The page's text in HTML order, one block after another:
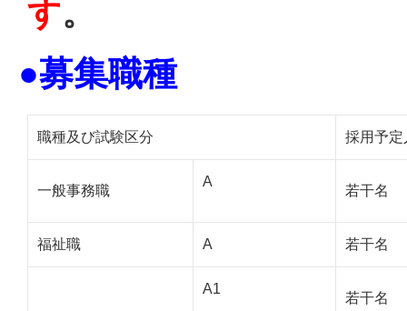
す。
●募集職種
職種及び試験区分 採用予定
一般事務職
A
若干名
福祉職 A 若干名
A1
若干名